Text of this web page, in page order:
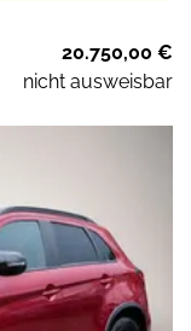
20.750,00 €
nicht ausweisbar